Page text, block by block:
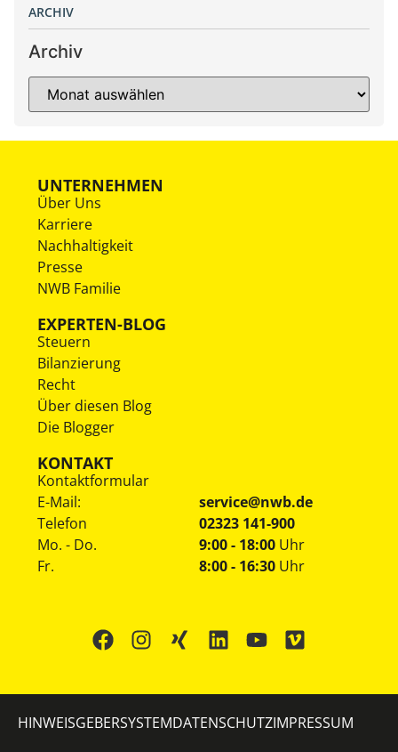
ARCHIV
Archiv
UNTERNEHMEN
Über Uns
Karriere
Nachhaltigkeit
Presse
NWB Familie
EXPERTEN-BLOG
Steuern
Bilanzierung
Recht
Über diesen Blog
Die Blogger
KONTAKT
Kontaktformular
E-Mail:
service@nwb.de
Telefon
02323 141-900
Mo. - Do.
Fr.
9:00 - 18:00 Uhr
8:00 - 16:30 Uhr
HINWEISGEBERSYSTEMDATENSCHUTZIMPRESSUM